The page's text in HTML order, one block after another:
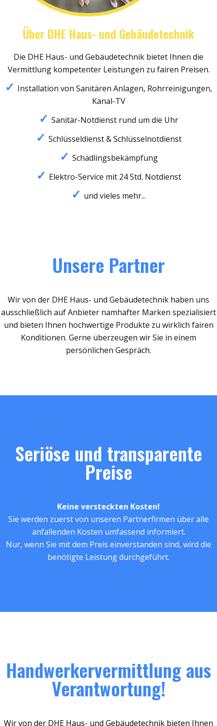
Über DHE Haus- und Gebäudetechnik
Die DHE Haus- und Gebäudetechnik bietet Ihnen die
Vermittlung kompetenter Leistungen zu fairen Preisen.
Installation von Sanitären Anlagen, Rohrreinigungen,
Kanal-TV
Sanitär-Notdienst rund um die Uhr
Schlüsseldienst & Schlüsselnotdienst
Schädlingsbekämpfung
Elektro-Service mit 24 Std. Notdienst
und vieles mehr...
Unsere Partner
Wir von der DHE Haus- und Gebäudetechnik haben uns
ausschließlich auf Anbieter namhafter Marken spezialisiert
und bieten Ihnen hochwertige Produkte zu wirklich fairen
Konditionen. Gerne überzeugen wir Sie in einem
persönlichen Gespräch.
Seriöse und transparente
Preise
Keine versteckten Kosten!
Sie werden zuerst von unseren Partnerfirmen über alle
anfallenden Kosten umfassend informiert.
Nur, wenn Sie mit dem Preis einverstanden sind, wird die
benötigte Leistung durchgeführt.
Handwerkervermittlung aus
Verantwortung!
Wir von der DHE Haus- und Gebäudetechnik bieten Ihnen